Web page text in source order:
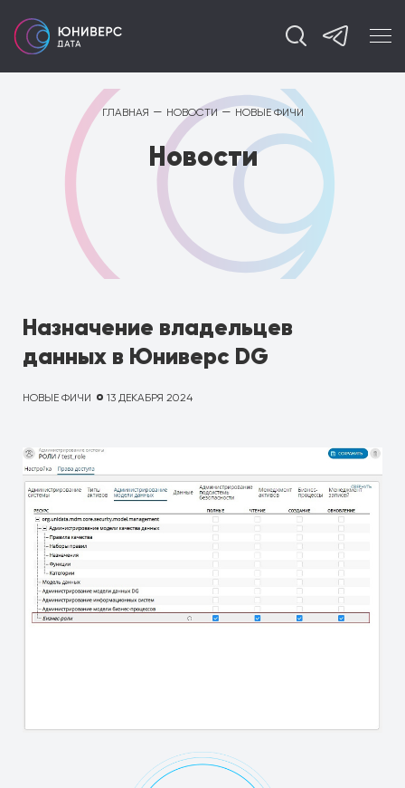
ГЛАВНАЯ — НОВОСТИ— НОВЫЕ ФИЧИ
Новости
Назначение владельцев
данных в Юниверс DG
НОВЫЕ ФИЧИ 13 ДЕКАБРЯ 2024